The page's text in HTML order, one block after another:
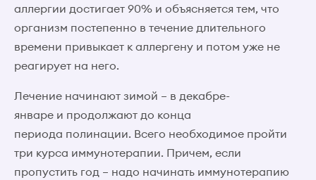
аллергии достигает 90% и объясняется тем, что
организм постепенно в течение длительного
времени привыкает к аллергену и потом уже не
реагирует на него.
Лечение начинают зимой – в декабре-
январе и продолжают до конца
периода полинации. Всего необходимое пройти
три курса иммунотерапии. Причем, если
пропустить год – надо начинать иммунотерапию